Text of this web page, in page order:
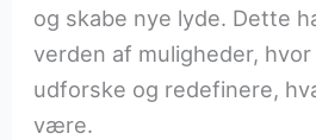
og skabe nye lyde. Dette
verden af muligheder,
udforske og redefinere,
være.